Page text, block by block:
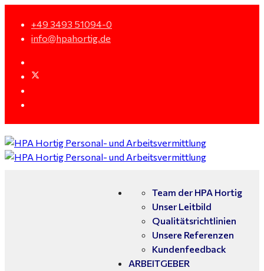
+49 3493 51094-0
info@hpahortig.de
Team der HPA Hortig
Unser Leitbild
Qualitätsrichtlinien
Unsere Referenzen
Kundenfeedback
ARBEITGEBER